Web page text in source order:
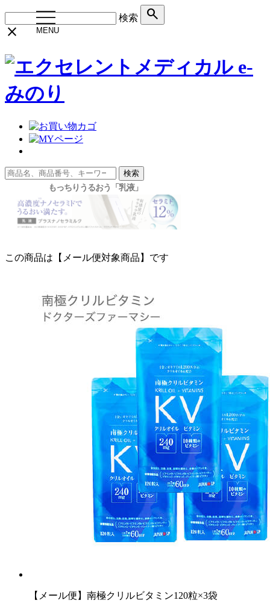
検索
search
close
toggle
navigation
MENU
検索
この商品は【メール便対象商品】です
【メール便】南極クリルビタミン120粒×3袋